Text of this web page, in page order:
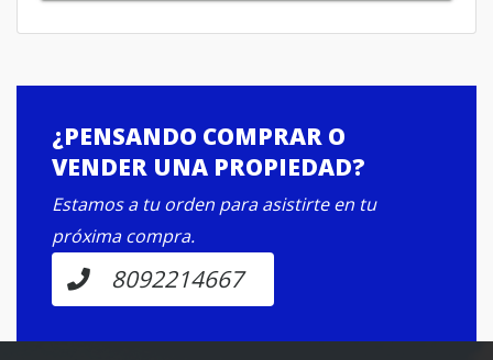
¿PENSANDO COMPRAR O
VENDER UNA PROPIEDAD?
Estamos a tu orden para asistirte en tu
próxima compra.
8092214667